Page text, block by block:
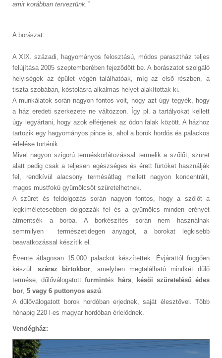
amit korábban terveztünk.”
A borászat:
A XIX. századi, hagyományos felosztású, módos parasztház teljes
felújítása 2005 szeptemberében fejezõdött be. A borászatot szolgáló
helyiségek az épület végén találhatóak, míg az elsõ részben, a
tiszta szobában, kóstolásra alkalmas helyet alakítottak ki.
A munkálatok során nagyon fontos volt, hogy azt úgy tegyék, hogy
a ház eredeti szerkezete ne változzon. Így pl. a tartályokat kellett
úgy legyártani, hogy azok elférjenek az ódon falak között. A házhoz
tartozik egy hagyományos pince is, ahol a borok hordós és palackos
érlelése történik.
Mivel nagyon szigorú terméskorlátozással termelik a szőlőt, szüret
alatt pedig csak a teljesen egészséges és érett fürtöket használják
fel, rendkívül alacsony termésátlag mellett nagyon koncentrált,
magos mustfokú gyümölcsöt szüretelhetnek.
A szüret és feldolgozás során nagyon fontos, hogy a szőlőt a
legkíméletesebben dolgozzák fel és a gyümölcs minden erényét
átmentsék a borba. A borkészítés során nem használnak
semmilyen természetidegen anyagot, a borokat legkisebb
beavatkozással készítik el.
Évente átlagosan 15.000 palackot készítettek. Évjárattól függően
készül:száraz birtokbor, amelyben megtalálható mindkét dűlő
termése, dűlőválogatottfurmintés hárs,
késői szüretelésű édes
bor, 5 vagy 6 puttonyos aszú.
A dűlőválogatott borok hordóban erjednek, saját élesztővel. Több
hónapig 220 l-es magyar hordóban érlelődnek.
Vendégház: